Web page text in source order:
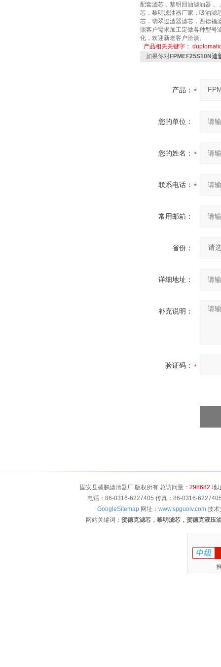
配套滤芯，黎明回油滤油器，
芯，黎明滤油器厂家，吸油滤
芯，翡翠过滤器滤芯，西德福
照客户需求加工定做各种型号
化，欢迎新老客户洽谈。
产品相关关键字：
如果你对FPMEF25S10N迪
产品：
您的单位：
您的姓名：
联系电话：
常用邮箱：
省份：
详细地址：
补充说明：
验证码：
固安县盛鹏滤清器厂 版权所有 总访问量： 298682 地
电话：86-0316-6227405 传真：86-0316-
GoogleSitemap 网址： www.spguolv.com 技术
网站关键词： 贺德克滤芯，黎明滤芯，贺德克液压